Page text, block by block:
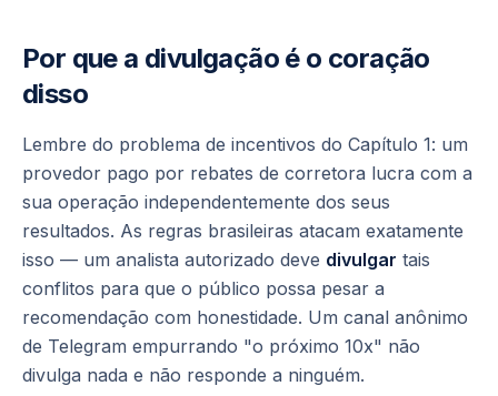
Por que a divulgação é o coração
disso
Lembre do problema de incentivos do Capítulo 1: um
provedor pago por rebates de corretora lucra com a
sua operação independentemente dos seus
resultados. As regras brasileiras atacam exatamente
isso — um analista autorizado deve divulgar tais
conflitos para que o público possa pesar a
recomendação com honestidade. Um canal anônimo
de Telegram empurrando "o próximo 10x" não
divulga nada e não responde a ninguém.